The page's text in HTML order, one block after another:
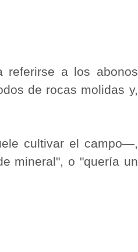
referirse a los abonos
de rocas molidas y,
cultivar el campo―,
mineral", o "quería un